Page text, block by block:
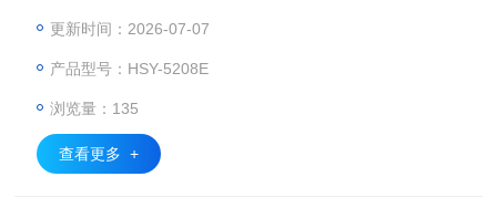
能够满足石油、化工、涂料、油漆、铁路、航空、电力、商
更新时间：2026-07-07
产品型号：HSY-5208E
浏览量：135
查看更多 +